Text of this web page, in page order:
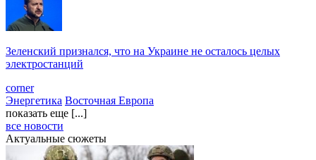
Зеленский признался, что на Украине не осталось целых
электростанций
corner
Энергетика Восточная Европа
показать еще [...]
все новости
Актуальные сюжеты